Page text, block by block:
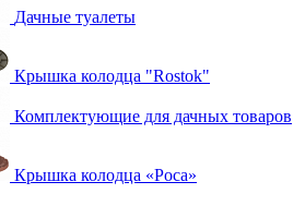
Дачные туалеты
Крышка колодца "Rostok"
Комплектующие для дачных товаров
Крышка колодца «Роса»